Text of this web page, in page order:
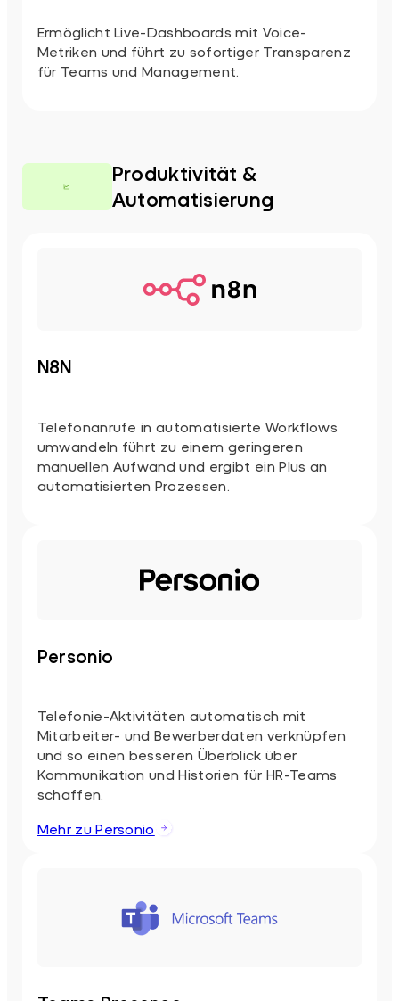
Ermöglicht Live-Dashboards mit Voice-
Metriken und führt zu sofortiger Transparenz
für Teams und Management.
Produktivität &
Automatisierung
N8N
Telefonanrufe in automatisierte Workflows
umwandeln führt zu einem geringeren
manuellen Aufwand und ergibt ein Plus an
automatisierten Prozessen.
Personio
Telefonie-Aktivitäten automatisch mit
Mitarbeiter- und Bewerberdaten verknüpfen
und so einen besseren Überblick über
Kommunikation und Historien für HR-Teams
schaffen.
Mehr zu Personio